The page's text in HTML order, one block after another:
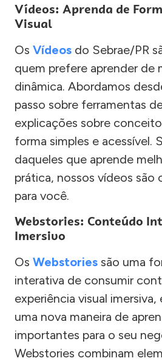
Vídeos: Aprenda de
Visual
Os Vídeos do Sebrae/PR
quem prefere aprender de
dinâmica. Abordamos
passo sobre ferramentas
explicações sobre
forma simples e acessível.
daqueles que aprende
prática, nossos vídeos são
para você.
Webstories: Conteúdo
Imersivo
Os Webstories são uma
interativa de consumir
experiência visual
uma nova maneira de
importantes para o seu
Webstories combinam